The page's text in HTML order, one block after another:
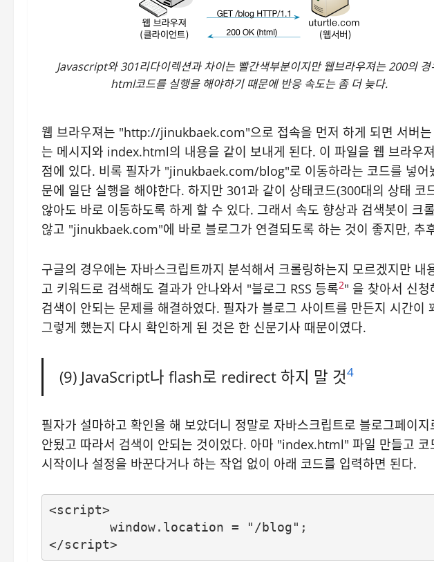
Javascript와 301리다이렉션과 차이는 빨간색부분이지만 웹브라우져는 200의 경
html코드를 실행을 해야하기 때문에 반응 속도는 좀 더 늦다.
웹 브라우져는 "http://jinukbaek.com"으로 접속을 먼저 하게 되면 서버
는 메시지와 index.html의 내용을 같이 보내게 된다. 이 파일을 웹 브라우
점에 있다. 비록 필자가 "jinukbaek.com/blog"로 이동하라는 코드를 넣
문에 일단 실행을 해야한다. 하지만 301과 같이 상태코드(300대의 상태
않아도 바로 이동하도록 하게 할 수 있다. 그래서 속도 향상과 검색봇이 크
않고 "jinukbaek.com"에 바로 블로그가 연결되도록 하는 것이 좋지만, 추
구글의 경우에는 자바스크립트까지 분석해서 크롤링하는지 모르겠지만
고 키워드로 검색해도 결과가 안나와서 "블로그 RSS 등록2" 을 찾아서 신청
검색이 안되는 문제를 해결하였다. 필자가 블로그 사이트를 만든지 시간
그렇게 했는지 다시 확인하게 된 것은 한 신문기사 때문이였다.
(9) JavaScript나 flash로 redirect 하지 말 것4
필자가 설마하고 확인을 해 보았더니 정말로 자바스크립트로 블로그페이
안됬고 따라서 검색이 안되는 것이었다. 아마 "index.html" 파일 만들고
시작이나 설정을 바꾼다거나 하는 작업 없이 아래 코드를 입력하면 된다.
<script>
</script>